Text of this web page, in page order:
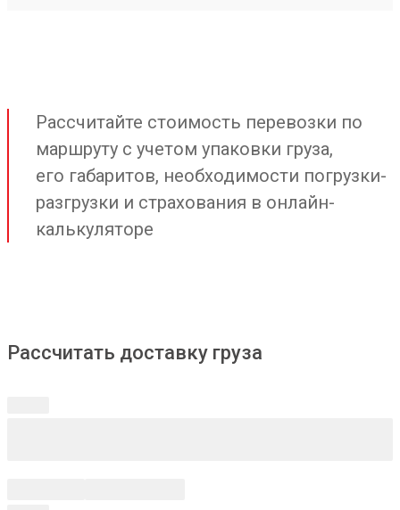
Рассчитайте стоимость перевозки по
маршруту с учетом упаковки груза,
его габаритов, необходимости погрузки-
разгрузки и страхования в онлайн-
калькуляторе
Рассчитать доставку груза